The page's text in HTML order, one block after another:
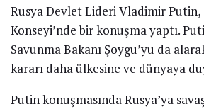
Rusya Devlet Lideri Vladimir Putin,
Konseyi’nde bir konuşma yaptı.
Savunma Bakanı Şoygu’yu da
kararı daha ülkesine ve dünyaya
Putin konuşmasında Rusya’ya